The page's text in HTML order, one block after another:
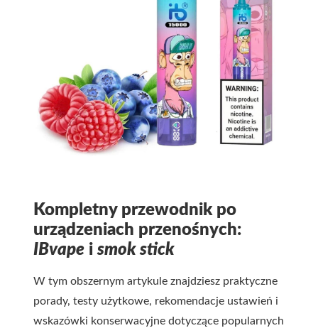
Kompletny przewodnik po
urządzeniach przenośnych:
IBvape ismok stick
W tym obszernym artykule znajdziesz praktyczne
porady, testy użytkowe, rekomendacje ustawień i
wskazówki konserwacyjne dotyczące popularnych